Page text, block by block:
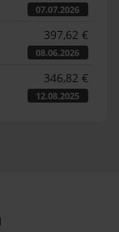
07.07.2026
397,62 €
08.06.2026
346,82 €
12.08.2025